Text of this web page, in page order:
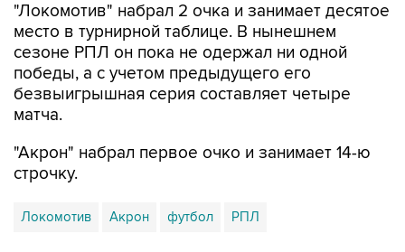
"Локомотив" набрал 2 очка и занимает десятое
место в турнирной таблице. В нынешнем
сезоне РПЛ он пока не одержал ни одной
победы, а с учетом предыдущего его
безвыигрышная серия составляет четыре
матча.
"Акрон" набрал первое очко и занимает 14-ю
строчку.
Локомотив Акрон футбол РПЛ